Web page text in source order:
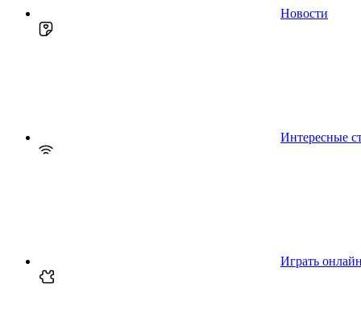
Новости
Интересные
Играть онлайн